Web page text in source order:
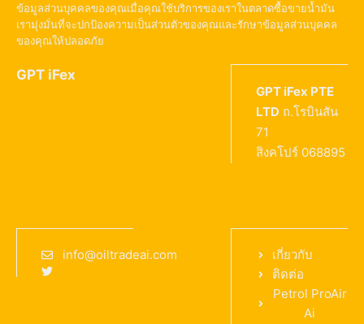
ข้อมูลส่วนบุคคลของคุณเมื่อคุณใช้บริการของเราในตลาดซื้อขายน้ำมัน
เรามุ่งมั่นที่จะปกป้องความเป็นส่วนตัวของคุณและรักษาข้อมูลส่วนบุคคล
ของคุณให้ปลอดภัย
GPT iFex
GPT iFex PTE
LTD ถ.โรบินสัน
71
สิงคโปร์ 068895
info@oiltradeai.com
เกี่ยวกับ
ติดต่อ
Petrol ProAir
Ai